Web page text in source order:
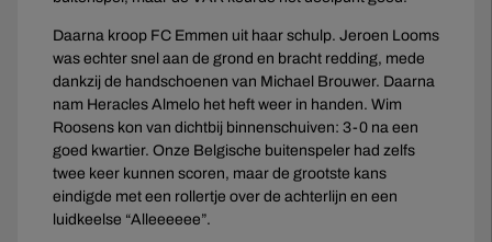
Daarna kroop FC Emmen uit haar schulp. Jeroen Looms
was echter snel aan de grond en bracht redding, mede
dankzij de handschoenen van Michael Brouwer. Daarna
nam Heracles Almelo het heft weer in handen. Wim
Roosens kon van dichtbij binnenschuiven: 3-0 na een
goed kwartier. Onze Belgische buitenspeler had zelfs
twee keer kunnen scoren, maar de grootste kans
eindigde met een rollertje over de achterlijn en een
luidkeelse “Alleeeeee”.